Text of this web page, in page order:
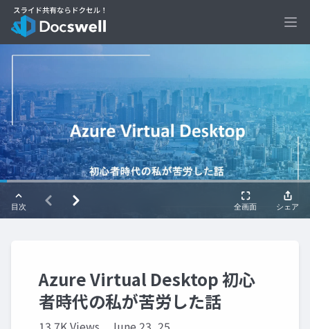
Azure Virtual Desktop 初心
者時代の私が苦労した話